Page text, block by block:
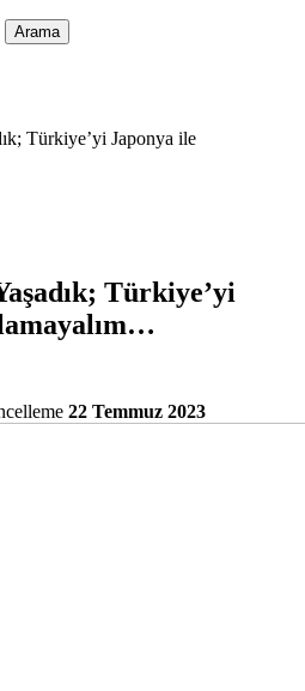
Türkiye’yi Japonya ile
Türkiye’yi
22 Temmuz 2023